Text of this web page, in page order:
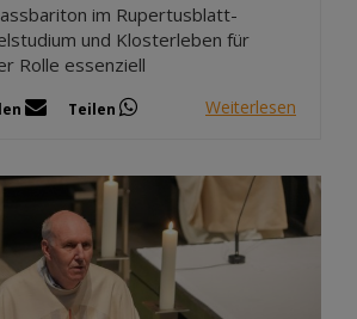
im Rupertusblatt-
und Klosterleben für
Rolle essenziell
Teilen Weiterlesen